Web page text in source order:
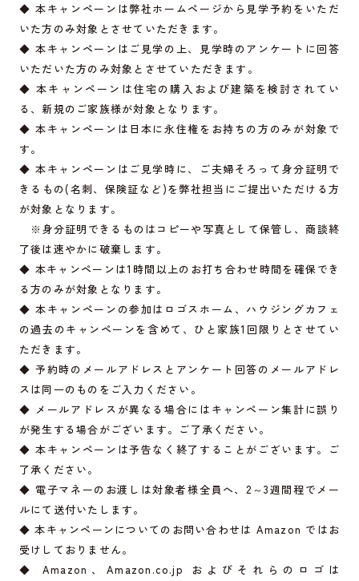
◆ 本キャンペーンは弊社ホームページから見学予約をいただ
いた方のみ対象とさせていただきます。
◆ 本キャンペーンはご見学の上、見学時のアンケートに回答
いただいた方のみ対象とさせていただきます。
◆ 本キャンペーンは住宅の購入および建築を検討されてい
る、新規のご家族様が対象となります。
◆ 本キャンペーンは日本に永住権をお持ちの方のみが対象で
す。
◆ 本キャンペーンはご見学時に、ご夫婦そろって身分証明で
きるもの(名刺、保険証など)を弊社担当にご提出いただける方
が対象となります。
※身分証明できるものはコピーや写真として保管し、商談終
了後は速やかに破棄します。
◆ 本キャンペーンは1時間以上のお打ち合わせ時間を確保でき
る方のみが対象となります。
◆ 本キャンペーンの参加はロゴスホーム、ハウジングカフェ
の過去のキャンペーンを含めて、ひと家族1回限りとさせてい
ただきます。
◆ 予約時のメールアドレスとアンケート回答のメールアドレ
スは同一のものをご入力ください。
◆ メールアドレスが異なる場合にはキャンペーン集計に誤り
が発生する場合がございます。ご了承ください。
◆ 本キャンペーンは予告なく終了することがございます。ご
了承ください。
◆ 電子マネーのお渡しは対象者様全員へ、2～3週間程でメー
ルにて送付いたします。
◆ 本キャンペーンについてのお問い合わせは Amazon ではお
受けしておりません。
◆ Amazon、Amazon.co.jp
およびそれらのロゴは